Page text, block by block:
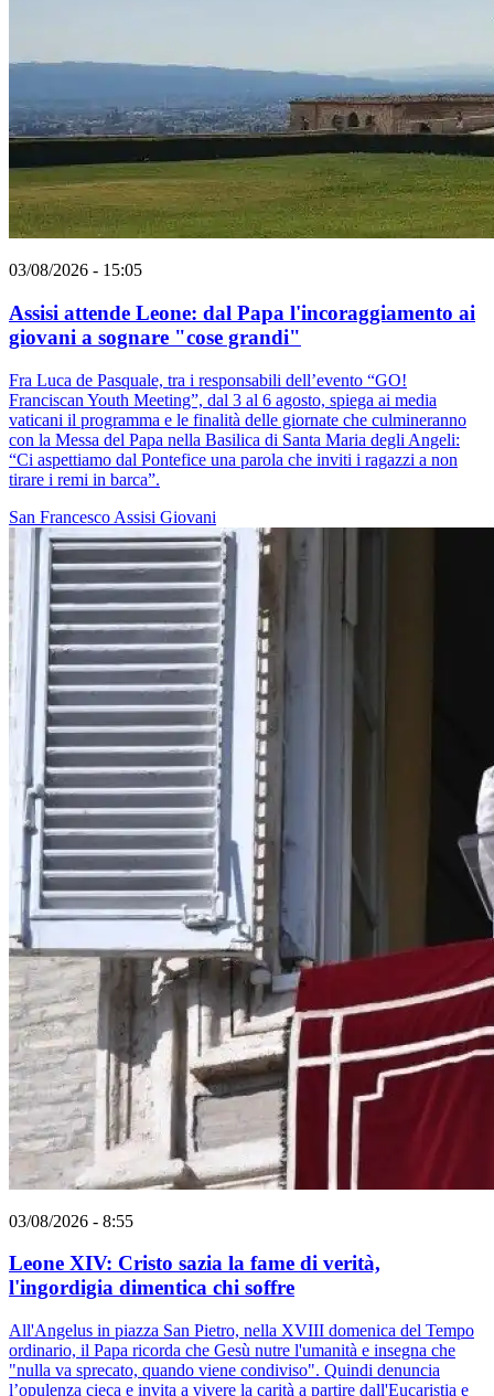
03/08/2026 - 15:05
Assisi attende Leone: dal Papa l'incoraggiamento ai
giovani a sognare "cose grandi"
Fra Luca de Pasquale, tra i responsabili dell’evento “GO!
Franciscan Youth Meeting”, dal 3 al 6 agosto, spiega ai media
vaticani il programma e le finalità delle giornate che culmineranno
con la Messa del Papa nella Basilica di Santa Maria degli Angeli:
“Ci aspettiamo dal Pontefice una parola che inviti i ragazzi a non
tirare i remi in barca”.
San Francesco Assisi Giovani
03/08/2026 - 8:55
Leone XIV: Cristo sazia la fame di verità,
l'ingordigia dimentica chi soffre
All'Angelus in piazza San Pietro, nella XVIII domenica del Tempo
ordinario, il Papa ricorda che Gesù nutre l'umanità e insegna che
"nulla va sprecato, quando viene condiviso". Quindi denuncia
l’opulenza cieca e invita a vivere la carità a partire dall'Eucaristia e